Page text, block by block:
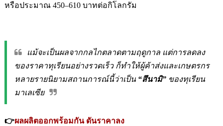
หรือประมาณ 450–610 บาทต่อกิโลกรัม
แม้จะเป็นผลจากกลไกตลาดตามฤดูกาล แต่การลดลง
ของราคาทุเรียนอย่างรวดเร็ว ก็ทำให้ผู้ค้าส่งและเกษตรกร
หลายรายนิยามสถานการณ์นี้ว่าเป็น“สึนามิ” ของทุเรียน
มาเลเซีย
👉ผลผลิตออกพร้อมกัน ดันราคาลง